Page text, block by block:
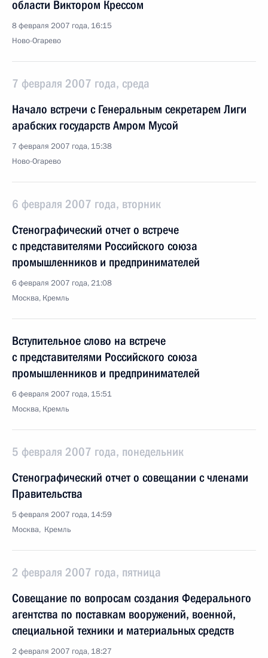
области Виктором Крессом
8 февраля 2007 года, 16:15
Ново-Огарево
7 февраля 2007 года, среда
Начало встречи с Генеральным секретарем Лиги
арабских государств Амром Мусой
7 февраля 2007 года, 15:38
Ново-Огарево
6 февраля 2007 года, вторник
Стенографический отчет о встрече
с представителями Российского союза
промышленников и предпринимателей
6 февраля 2007 года, 21:08
Москва, Кремль
Вступительное слово на встрече
с представителями Российского союза
промышленников и предпринимателей
6 февраля 2007 года, 15:51
Москва, Кремль
5 февраля 2007 года, понедельник
Стенографический отчет о совещании с членами
Правительства
5 февраля 2007 года, 14:59
Москва, Кремль
2 февраля 2007 года, пятница
Совещание по вопросам создания Федерального
агентства по поставкам вооружений, военной,
специальной техники и материальных средств
2 февраля 2007 года, 18:27